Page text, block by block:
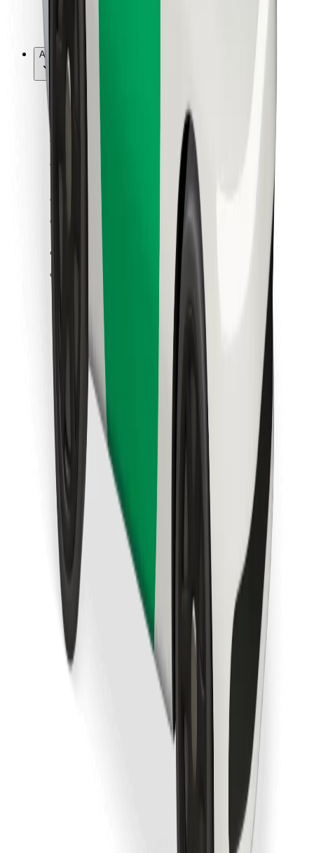
Bolt per le aziende
Altro
Fornitori
Termini e condizioni
Fai una corsa in pochi minuti!
Scarica Bolt
Trova il tuo cibo preferito!
Scarica Bolt